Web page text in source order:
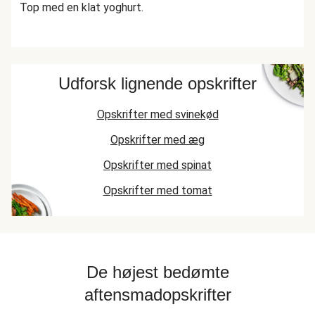
Top med en klat yoghurt.
Udforsk lignende opskrifter
Opskrifter med svinekød
Opskrifter med æg
Opskrifter med spinat
Opskrifter med tomat
De højest bedømte
aftensmadopskrifter